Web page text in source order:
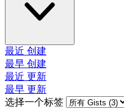
最近 创建
最早 创建
最近 更新
最早 更新
选择一个标签